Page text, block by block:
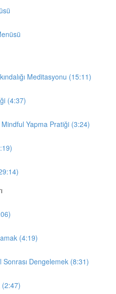
Meditasyonu (15:11)
(4:37)
Yapma Pratiği (3:24)
(4:19)
Dengelemek (8:31)
(2:47)